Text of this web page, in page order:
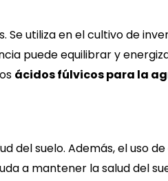
Se utiliza en el cultivo de
puede equilibrar y
ácidos fúlvicos para la
del suelo. Además, el uso
a mantener la salud del